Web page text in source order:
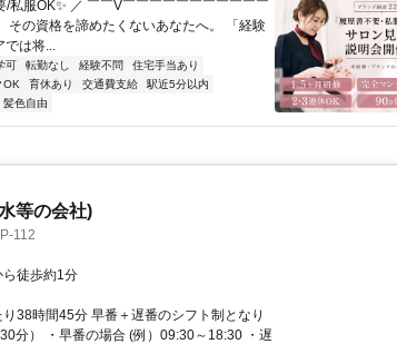
私服OK✨ ／ ￣￣V￣￣￣￣￣￣￣￣￣￣￣
その資格を諦めたくないあなたへ。 「経験
では将...
可 転勤なし 経験不問
住宅手当あり
OK 育休あり 交通費支給
駅近5分以内
髪色自由
等の会社)
112
徒歩約1分
38時間45分 早番＋遅番のシフト制となり
分） ・早番の場合 (例）09:30～18:30 ・遅